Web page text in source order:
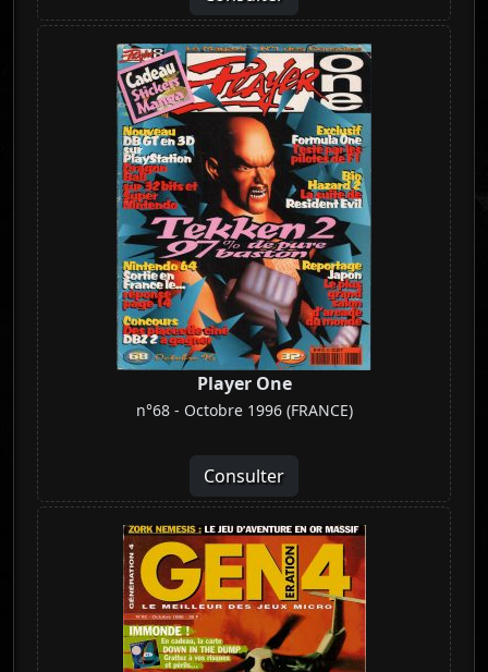
Player One
n°68 - Octobre 1996 (FRANCE)
Consulter